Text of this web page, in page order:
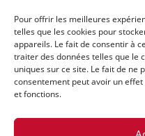
Pour offrir les meilleures
telles que les cookies pour
appareils. Le fait de consentir à
traiter des données telles que le
uniques sur ce site. Le fait de ne
consentement peut avoir un
et fonctions.
Trouver nos produits
Politique de frais d'envoi
Termes et conditions
Politique de remboursement